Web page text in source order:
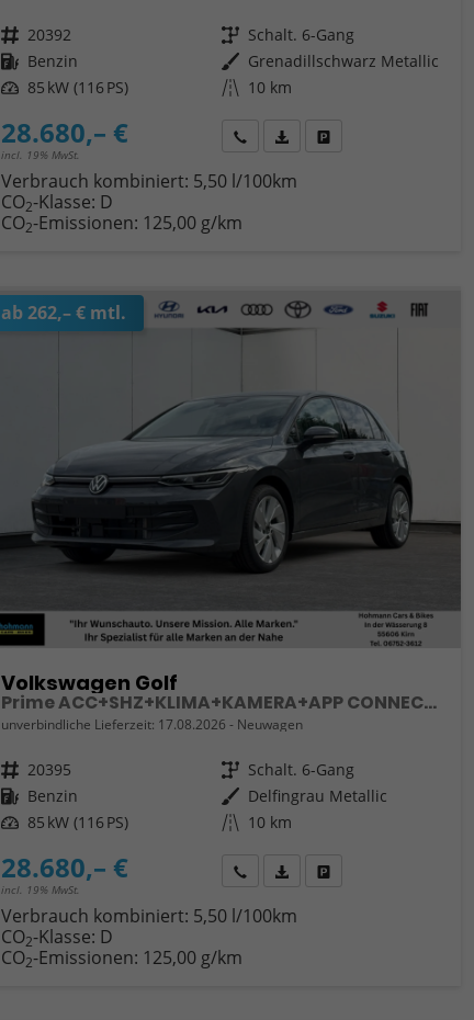
Fahrzeugnr. 20392 Getriebe Schalt. 6-Gang
Kraftstoff Benzin Außenfarbe Grenadillschwarz Metallic
Leistung 85 kW (116 PS) Kilometerstand 10 km
28.680,– €
incl. 19% MwSt.
Wir rufen Sie anFahrzeugexposé (PDF)
Verbrauch kombiniert: 5,50 l/100km
CO2-Klasse: D
CO2-Emissionen: 125,00 g/km
ab 262,– € mtl.
Volkswagen Golf
Prime ACC+SHZ+KLIMA+KAMERA+APP CONNECT+LED+17" ALU
unverbindliche Lieferzeit: 17.08.2026 Neuwagen
Fahrzeugnr. 20395 Getriebe Schalt. 6-Gang
Kraftstoff Benzin Außenfarbe Delfingrau Metallic
Leistung 85 kW (116 PS) Kilometerstand 10 km
28.680,– €
incl. 19% MwSt.
Wir rufen Sie anFahrzeugexposé (PDF)
Verbrauch kombiniert: 5,50 l/100km
CO2-Klasse: D
CO2-Emissionen: 125,00 g/km